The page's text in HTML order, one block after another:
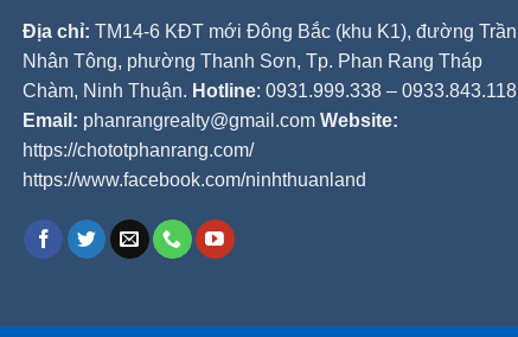
Địa chỉ: TM14-6 KĐT mới Đông Bắc (khu K1), đường Trần
Nhân Tông, phường Thanh Sơn, Tp. Phan Rang Tháp
Chàm, Ninh Thuận. Hotline: 0931.999.338 – 0933.843.118
Email: phanrangrealty@gmail.com Website:
https://chototphanrang.com/
https://www.facebook.com/ninhthuanland